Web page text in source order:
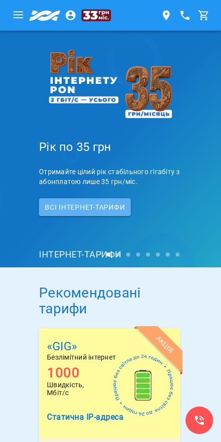
Рік по 35 грн
Отримайте цілий рік стабільного гігабіту з
абонплатою лише 35 грн/міс.
ВСI ІНТЕРНЕТ-ТАРИФИ
ІНТЕРНЕТ-ТАРИФИ
Рекомендовані
тарифи
АКЦІЯ
«GIG»
Безлімітний інтернет
1000
Швидкість,
Мбіт/с
Статична IP-адреса